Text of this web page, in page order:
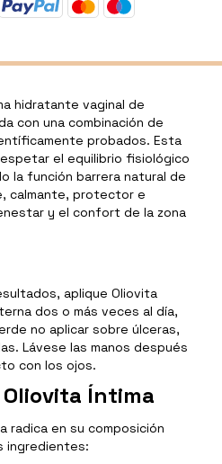
hidratante vaginal de
con una combinación de
probados. Esta
el equilibrio fisiológico
la función barrera natural de
calmante, protector e
y el confort de la zona
aplique Oliovita
dos o más veces al día,
no aplicar sobre úlceras,
Lávese las manos después
con los ojos.
Íntima
radica en su composición
ingredientes: